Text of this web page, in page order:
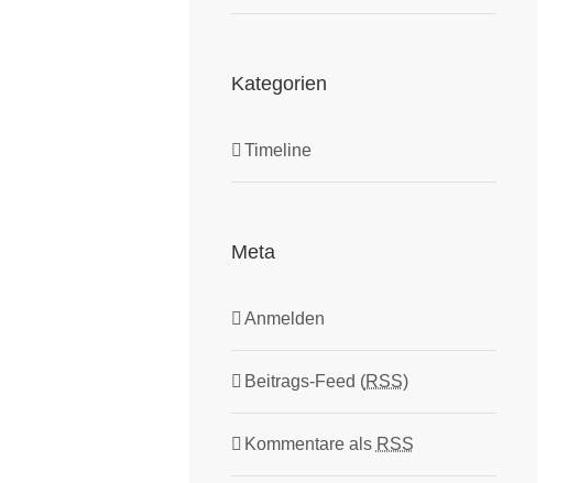
Kategorien
Timeline
Meta
Anmelden
Beitrags-Feed (RSS)
Kommentare als RSS